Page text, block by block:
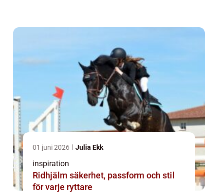
01 juni 2026 Julia Ekk
inspiration
Ridhjälm säkerhet, passform och stil
för varje ryttare